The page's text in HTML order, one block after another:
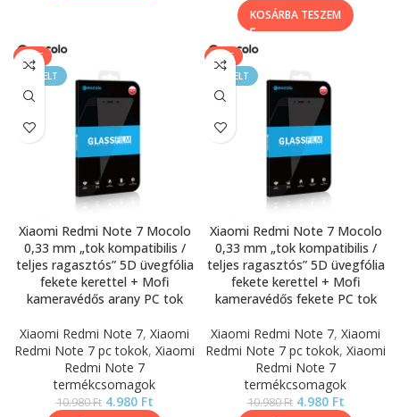
KOSÁRBA TESZEM
SALE
KIEMELT
Xiaomi Redmi Note 7 Mocolo
0,33 mm „tok kompatibilis /
teljes ragasztós” 5D üvegfólia
fekete kerettel + Mofi
kameravédős arany PC tok
Xiaomi Redmi Note 7, Xiaomi
Redmi Note 7 pc tokok, Xiaomi
Redmi Note 7
termékcsomagok
10.980Ft 4.980 Ft
SALE
KIEMELT
Xiaomi Redmi Note 7 Mocolo
0,33 mm „tok kompatibilis /
teljes ragasztós” 5D üvegfólia
fekete kerettel + Mofi
kameravédős fekete PC tok
Xiaomi Redmi Note 7, Xiaomi
Redmi Note 7 pc tokok, Xiaomi
Redmi Note 7
termékcsomagok
10.980Ft 4.980 Ft